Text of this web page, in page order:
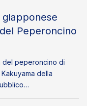
Peperoncino
del peperoncino di
della